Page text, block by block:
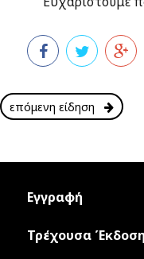
επόμενη είδηση
Εγγραφή
Τρέχουσα Έκδοση